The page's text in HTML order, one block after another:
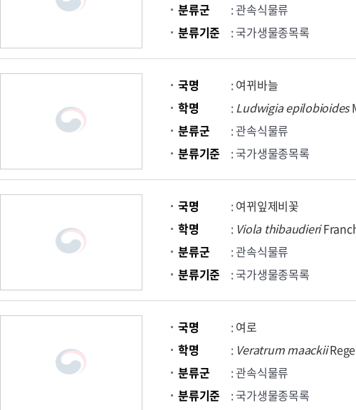
분류군
: 관속식물류
분류기준
: 국가생물종목록
국명 :여뀌바늘
학명
:Ludwigiaepilobioides
분류군
: 관속식물류
분류기준
: 국가생물종목록
국명 :여뀌잎제비꽃
학명
: Viola thibaudieri
분류군
: 관속식물류
분류기준
: 국가생물종목록
국명 :여로
학명
: Veratrummaackii
분류군
: 관속식물류
분류기준
: 국가생물종목록